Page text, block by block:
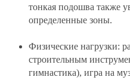
тонкая подошва также
определенные зоны.
Физические нагрузки:
строительным
гимнастика), игра на